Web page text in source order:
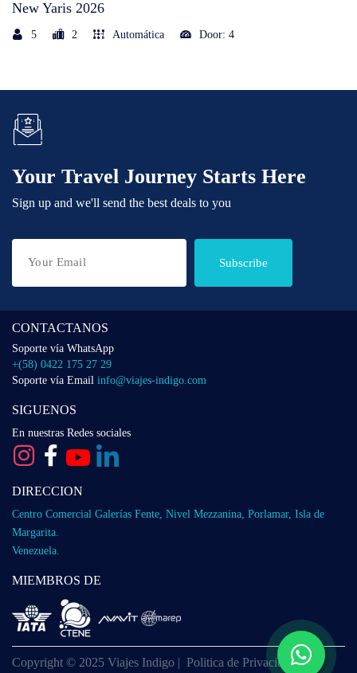
New Yaris 2026
5 2 Automática Door: 4
Your Travel Journey Starts Here
Sign up and we'll send the best deals to you
Subscribe
CONTACTANOS
Soporte vía WhatsApp
+(58) 0422 175 27 29
Soporte vía Email info@viajes-indigo.com
SIGUENOS
En nuestras Redes sociales
DIRECCION
Centro Comercial Galerías Fente, Nivel Mezzanina, Porlamar, Isla de
Margarita.
Venezuela.
MIEMBROS DE
Copyright © 2025 Viajes Indigo | Politica de Privacidad